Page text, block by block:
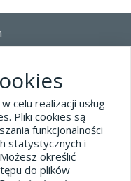
cookies
07
celu realizacji usług
Pliki cookies są
funkcjonalności
statystycznych i
określić
do plików